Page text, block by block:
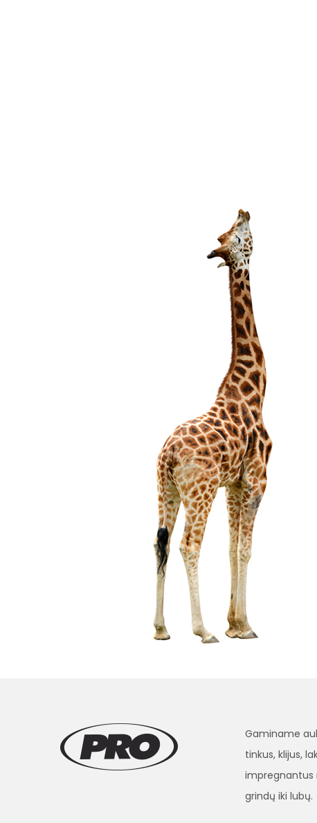
Gaminame
tinkus, klijus,
impregnantus
grindų iki lubų.